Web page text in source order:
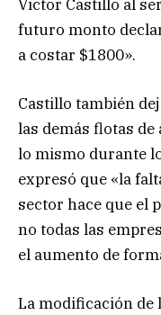
Victor Castillo al
futuro monto
a costar $1800».
Castillo también
las demás flotas
lo mismo durante
expresó que «la
sector hace que el
no todas las
el aumento de
La modificación de